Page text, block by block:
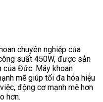
chuyên nghiệp của
suất 450W, được sản
của Đức. Máy khoan
mẽ giúp tối đa hóa hiệu
động cơ mạnh mẽ hơn
hơn.